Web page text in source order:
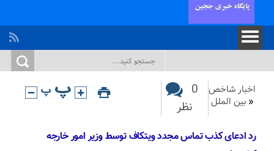
اخبار شاخص
« بین الملل
0
نظر
رد ادعای کذب تماس مجدد ویتکاف توسط وزیر امور خارجه